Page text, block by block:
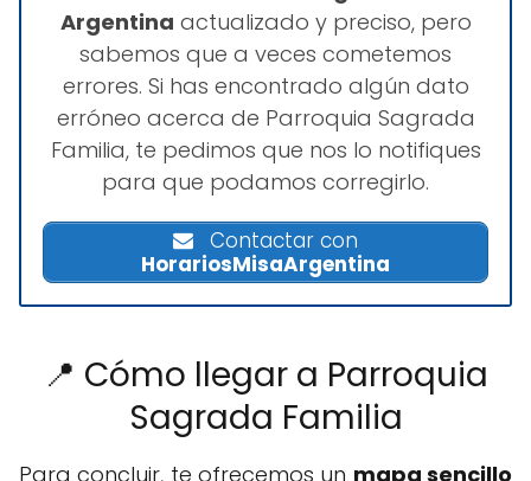
Argentina actualizado y preciso, pero
sabemos que a veces cometemos
errores. Si has encontrado algún dato
erróneo acerca de Parroquia Sagrada
Familia, te pedimos que nos lo notifiques
para que podamos corregirlo.
Contactar con
HorariosMisaArgentina
📍 Cómo llegar a Parroquia
Sagrada Familia
Para concluir, te ofrecemos un mapa sencillo